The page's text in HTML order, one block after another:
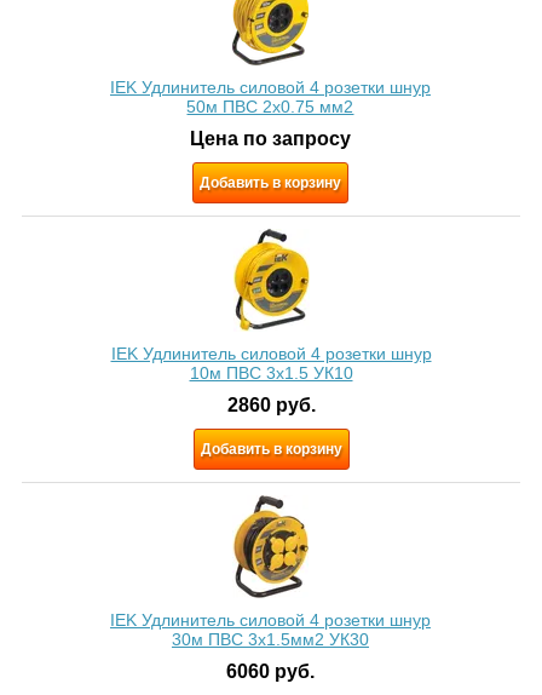
IEK Удлинитель силовой 4 розетки шнур
50м ПВС 2х0.75 мм2
Цена по запросу
Добавить в корзину
IEK Удлинитель силовой 4 розетки шнур
10м ПВС 3x1.5 УК10
2860 руб.
Добавить в корзину
IEK Удлинитель силовой 4 розетки шнур
30м ПВС 3х1.5мм2 УК30
6060 руб.